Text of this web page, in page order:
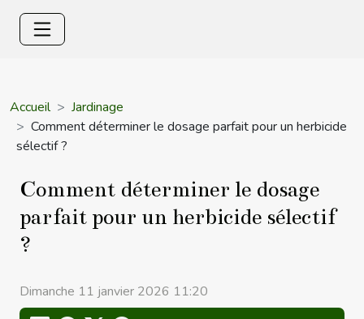
Accueil
Jardinage
Comment déterminer le dosage parfait pour un herbicide
sélectif ?
Comment déterminer le dosage
parfait pour un herbicide sélectif
?
Dimanche 11 janvier 2026 11:20